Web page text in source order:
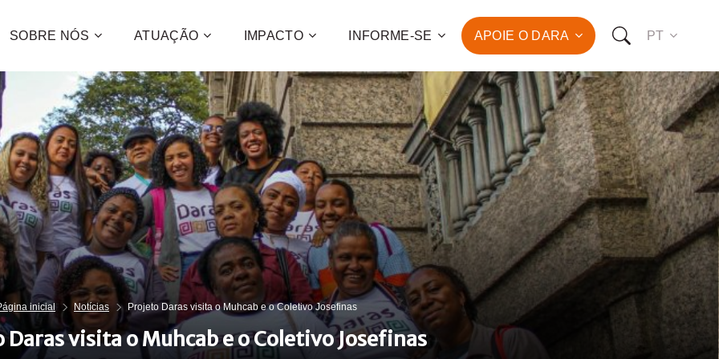
SOBRE NÓS ATUAÇÃO IMPACTO INFORME-SE APOIE O DARA
Contribua para o combate à pobreza
e a promoção da saúde e do
desenvolvimento humano de
centenas de famílias!
CONFIRA COMO VOCÊ PODE NOS APOIAR:
QUERO FAZER UMA DOAÇÃO
QUERO SER UM PATROCINADOR
QUERO SER UM VOLUNTÁRIO
PT
inicial Notícias Projeto Daras visita o Muhcab e o Coletivo Josefinas
Daras visita o Muhcab e o Coletivo Josefinas